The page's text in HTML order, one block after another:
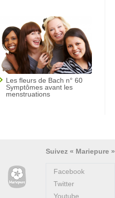
Les fleurs de Bach n° 60
Symptômes avant les
menstruations
Suivez « Mariepure »
Facebook
Twitter
Youtube